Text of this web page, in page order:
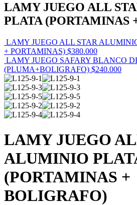
LAMY JUEGO ALL
PLATA (PORTAMINAS
LAMY JUEGO ALL STAR
+ PORTAMINAS) $380.000
LAMY JUEGO SAFARY BLANCO
(PLUMA+BOLIGRAFO) $240.000
LAMY JUEGO
ALUMINIO
(PORTAMINAS +
BOLIGRAFO)